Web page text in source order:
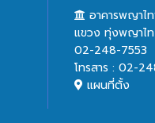
อาคารพญาไ
แขวง ทุ่งพญาไท
02-248-7553
โทรสาร : 02-
แผนที่ตั้ง